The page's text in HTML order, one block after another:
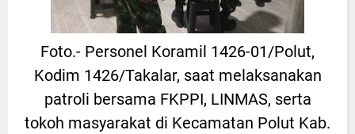
Foto.- Personel Koramil 1426-01/Polut,
Kodim 1426/Takalar, saat melaksanakan
patroli bersama FKPPI, LINMAS, serta
tokoh masyarakat di Kecamatan Polut Kab.